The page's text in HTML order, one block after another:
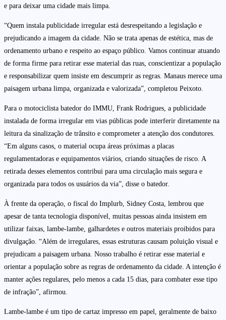
e para deixar uma cidade mais limpa.
“Quem instala publicidade irregular está desrespeitando a legislação e
prejudicando a imagem da cidade. Não se trata apenas de estética, mas de
ordenamento urbano e respeito ao espaço público. Vamos continuar atuando
de forma firme para retirar esse material das ruas, conscientizar a população
e responsabilizar quem insiste em descumprir as regras. Manaus merece uma
paisagem urbana limpa, organizada e valorizada”, completou Peixoto.
Para o motociclista batedor do IMMU, Frank Rodrigues, a publicidade
instalada de forma irregular em vias públicas pode interferir diretamente na
leitura da sinalização de trânsito e comprometer a atenção dos condutores.
“Em alguns casos, o material ocupa áreas próximas a placas
regulamentadoras e equipamentos viários, criando situações de risco. A
retirada desses elementos contribui para uma circulação mais segura e
organizada para todos os usuários da via”, disse o batedor.
À frente da operação, o fiscal do Implurb, Sidney Costa, lembrou que
apesar de tanta tecnologia disponível, muitas pessoas ainda insistem em
utilizar faixas, lambe-lambe, galhardetes e outros materiais proibidos para
divulgação. “Além de irregulares, essas estruturas causam poluição visual e
prejudicam a paisagem urbana. Nosso trabalho é retirar esse material e
orientar a população sobre as regras de ordenamento da cidade. A intenção é
manter ações regulares, pelo menos a cada 15 dias, para combater esse tipo
de infração”, afirmou.
Lambe-lambe é um tipo de cartaz impresso em papel, geralmente de baixo